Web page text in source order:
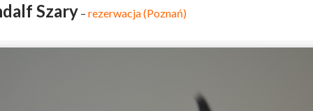
Szary – rezerwacja (Poznań)